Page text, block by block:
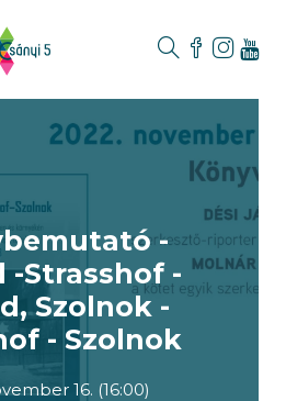
-
-Strasshof -
Szolnok -
- Szolnok
16. (16:00)